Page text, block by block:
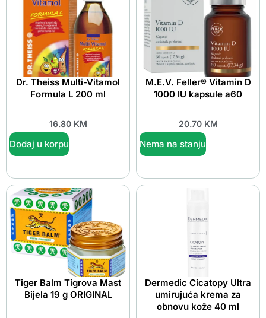
Dr. Theiss Multi-Vitamol
Formula L 200 ml
16.80 KM
Dodaj u korpu
M.E.V. Feller® Vitamin D
1000 IU kapsule a60
20.70 KM
Nema na stanju
Tiger Balm Tigrova Mast
Bijela 19 g ORIGINAL
Dermedic Cicatopy Ultra
umirujuća krema za
obnovu kože 40 ml